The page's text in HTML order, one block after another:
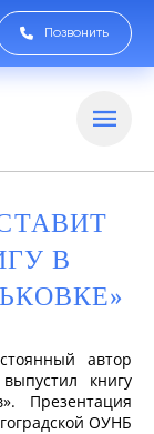
Позвонить
В
автор
выпустил книгу
. Презентация
ОУНБ